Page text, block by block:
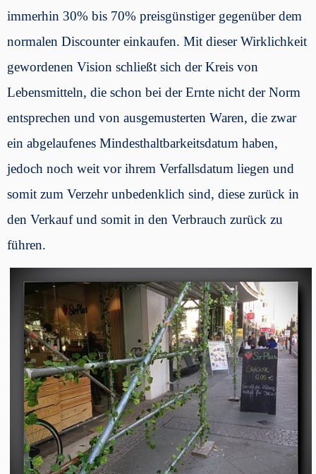
immerhin 30% bis 70% preisgünstiger gegenüber dem
normalen Discounter einkaufen. Mit dieser Wirklichkeit
gewordenen Vision schließt sich der Kreis von
Lebensmitteln, die schon bei der Ernte nicht der Norm
entsprechen und von ausgemusterten Waren, die zwar
ein abgelaufenes Mindesthaltbarkeitsdatum haben,
jedoch noch weit vor ihrem Verfallsdatum liegen und
somit zum Verzehr unbedenklich sind, diese zurück in
den Verkauf und somit in den Verbrauch zurück zu
führen.